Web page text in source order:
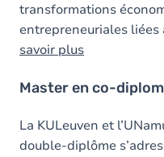
transformations
entrepreneuriales
savoir plus
Master en co-
La KULeuven et
double-diplôme